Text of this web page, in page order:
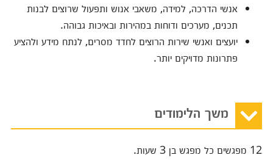
אנשי הדרכה, למידה, משאבי אנוש ותפעול שרוצים לבנות
תכנים, מערכים ודוחות במהירות ובאיכות גבוהה.
יועצים ואנשי שירות הרוצים לחדד מסרים, לנתח מידע ולהציע
פתרונות מדויקים יותר.
משך הלימודים
12 מפגשים כל מפגש בן 3 שעות.